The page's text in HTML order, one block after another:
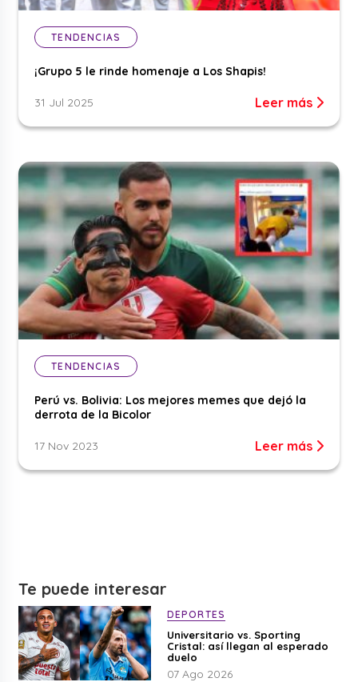
TENDENCIAS
¡Grupo 5 le rinde homenaje a Los Shapis!
31 Jul 2025 Leer más
TENDENCIAS
Perú vs. Bolivia: Los mejores memes que dejó la
derrota de la Bicolor
17 Nov 2023 Leer más
Te puede interesar
DEPORTES
Universitario vs. Sporting
Cristal: así llegan al esperado
duelo
07 Ago 2026